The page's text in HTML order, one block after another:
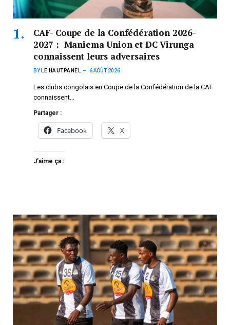
CAF- Coupe de la Confédération 2026-
2027 : Maniema Union et DC Virunga
connaissent leurs adversaires
BY LE HAUTPANEL 6 AOÛT 2026
Les clubs congolais en Coupe de la Confédération de la CAF
connaissent…
Partager :
Facebook X
J’aime ça :